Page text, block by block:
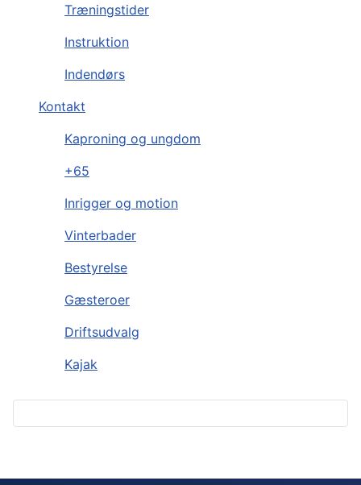
Træningstider
Instruktion
Indendørs
Kontakt
Kaproning og ungdom
+65
Inrigger og motion
Vinterbader
Bestyrelse
Gæsteroer
Driftsudvalg
Kajak